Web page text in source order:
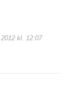
kl. 12:07